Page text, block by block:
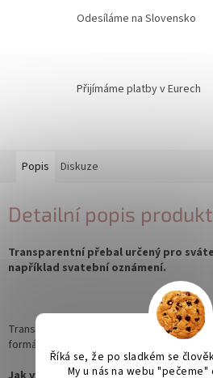
Říká se, že po sladkém se
My u nás na webu "pečeme"
Odesíláme na Slovensko
Přijímáme platby v Eurech
Popis Diskuze
Detailní popis
Transparentní přebal určený pro
například svatební oznámení.
Transparentní přebal je upraven tak, aby
formátů obálek.